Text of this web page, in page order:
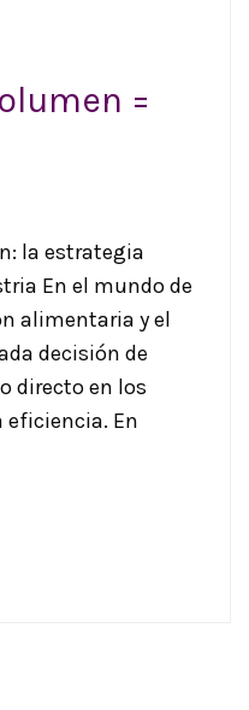
=
la estrategia
En el mundo de
alimentaria y el
decisión de
directo en los
eficiencia. En